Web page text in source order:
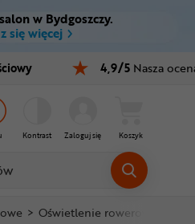
Ctrl M
informacje
w Bydgoszczy.
się więcej
4,9/5 Nasza
Kontrast Zaloguj się Koszyk
> Oświetlenie rowerowe